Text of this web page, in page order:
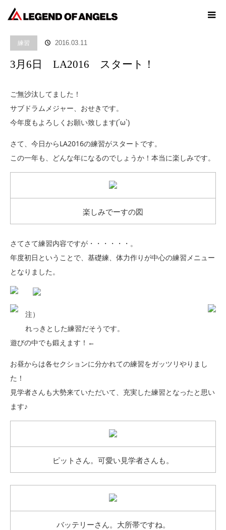
ブログ
練習 3月6日 LA2016 スタート！
練習 2016.03.11
3月6日 LA2016 スタート！
ご無沙汰してました！
サブドラムメジャー、おせきです。
今年度もよろしくお願い致します(´ω`)
さて、今日からLA2016の練習がスタートです。
この一年も、どんな年になるのでしょうか！本当に楽しみです。
楽しみでーすの図
さてさて練習内容ですが・・・・・・。
年度初日ということで、基礎練、体力作りが中心の練習メニュー
となりました。
注）
れっきとした練習だそうです。
遊びの中でも鍛えます！←
お昼からは各セクションに分かれての練習をガッツリやりまし
た！
見学者さんも大勢来ていただいて、充実した練習となったと思い
ます♪
ピットさん。可愛い見学者さんも。
バッテリーさん。大所帯ですね。